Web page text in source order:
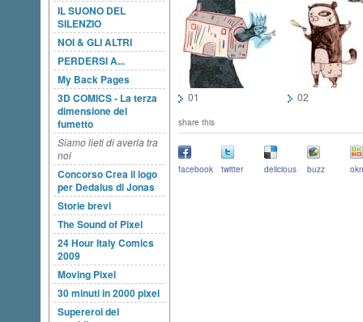
IL SUONO DEL
SILENZIO
NOI & GLI ALTRI
PERDERSI A...
My Back Pages
3D COMICS - La terza
dimensione del
fumetto
Siamo lieti di averla tra
noi
Concorso Crea il logo
per Dedalus di Jonas
Storie brevi
The Sound of Pixel
24 Hour Italy Comics
2009
Moving Pixel
30 minuti in 2000 pixel
Supereroi del
01 02
share this
facebook twitter delicious buzz